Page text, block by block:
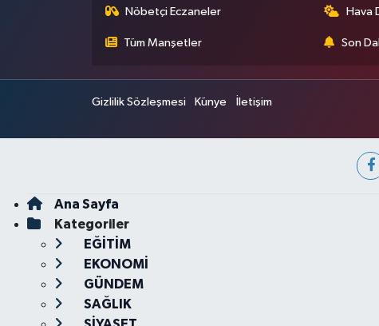
Nöbetçi Eczaneler Hava
Tüm Manşetler Son
Gizlilik Sözleşmesi Künye İletişim
Ana Sayfa
Kategoriler
EĞİTİM
EKONOMİ
GÜNDEM
SAĞLIK